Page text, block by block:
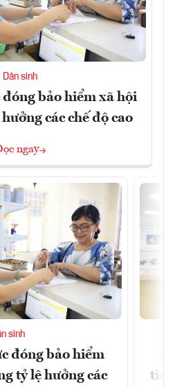
Dân sinh
bảo hiểm xã hội
các chế độ cao
ngay
sinh
đóng bảo hiểm
tỷ lệ hưởng các